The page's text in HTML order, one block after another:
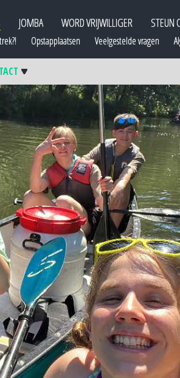
Opstapplaatsen Veelgestelde vragen
JOMBA WORD VRIJWILLIGER STEUN